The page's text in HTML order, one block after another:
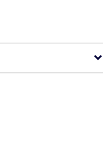
opkaldt efter vores
priser. I serien finder du
og ordentlige varer,
keyboard_arrow_down